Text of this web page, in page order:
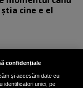
cine e el
solistul trupei
arătat talentul
în Franţa
confidențiale
și accesăm date cu
identificatori unici, pe